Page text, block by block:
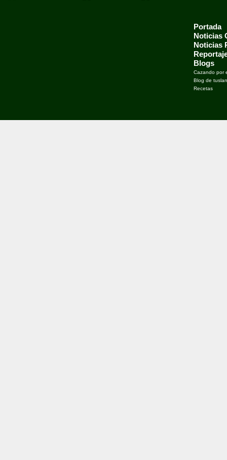
Portada
Noticias
Noticias
Blogs
Cazando por
Blog de
Recetas